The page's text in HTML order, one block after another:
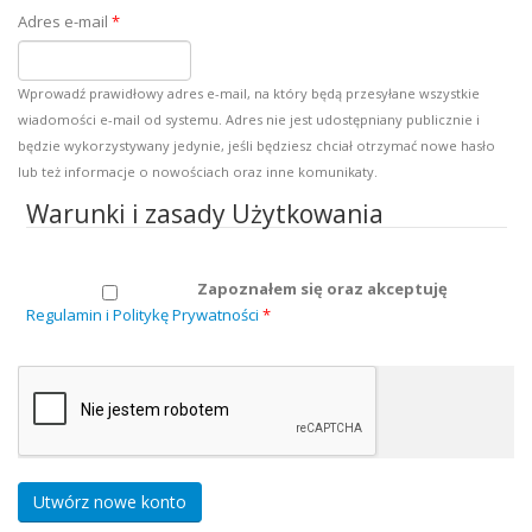
Adres e-mail *
Wprowadź prawidłowy adres e-mail, na który będą przesyłane wszystkie
wiadomości e-mail od systemu. Adres nie jest udostępniany publicznie i
będzie wykorzystywany jedynie, jeśli będziesz chciał otrzymać nowe hasło
lub też informacje o nowościach oraz inne komunikaty.
Warunki i zasady Użytkowania
Zapoznałem się oraz akceptuję
Regulamin i Politykę Prywatności *